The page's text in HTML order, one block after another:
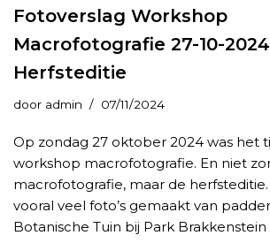
Fotoverslag Workshop
Macrofotografie 27-10-2024
Herfsteditie
door admin 07/11/2024
Op zondag 27 oktober 2024 was het
workshop macrofotografie. En niet
macrofotografie, maar de
vooral veel foto’s gemaakt van
Botanische Tuin bij Park